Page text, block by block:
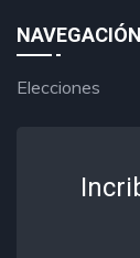
NAVEGACIÓN
Elecciones